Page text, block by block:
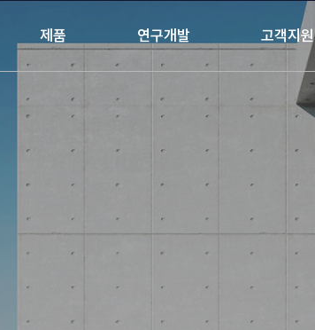
제품 연구개발 고객지원